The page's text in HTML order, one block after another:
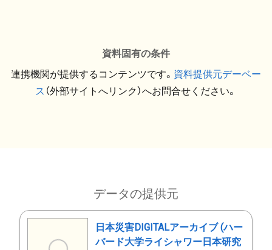
資料固有の条件
連携機関が提供するコンテンツです。 資料提供元デーベー
ス （外部サイトへリンク）へお問合せください。
データの提供元
日本災害DIGITALアーカイブ (ハー
バード大学ライシャワー日本研究